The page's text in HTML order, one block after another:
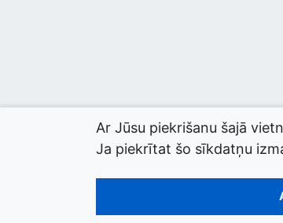
© 2026 termini.gov.lv. Izstrādātājs:
Ar Jūsu piekrišanu šajā
Ja piekrītat šo sīkdatņu